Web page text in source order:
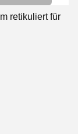
retikuliert für